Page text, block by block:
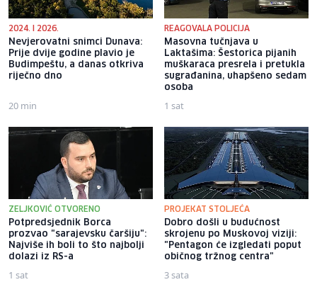
2024. I 2026.
Nevjerovatni snimci Dunava:
Prije dvije godine plavio je
Budimpeštu, a danas otkriva
riječno dno
20 min
REAGOVALA POLICIJA
Masovna tučnjava u
Laktašima: Šestorica pijanih
muškaraca presrela i pretukla
sugrađanina, uhapšeno sedam
osoba
1 sat
ZELJKOVIĆ OTVORENO
Potpredsjednik Borca
prozvao "sarajevsku čaršiju":
Najviše ih boli to što najbolji
dolazi iz RS-a
1 sat
PROJEKAT STOLJEĆA
Dobro došli u budućnost
skrojenu po Muskovoj viziji:
"Pentagon će izgledati poput
običnog tržnog centra"
3 sata